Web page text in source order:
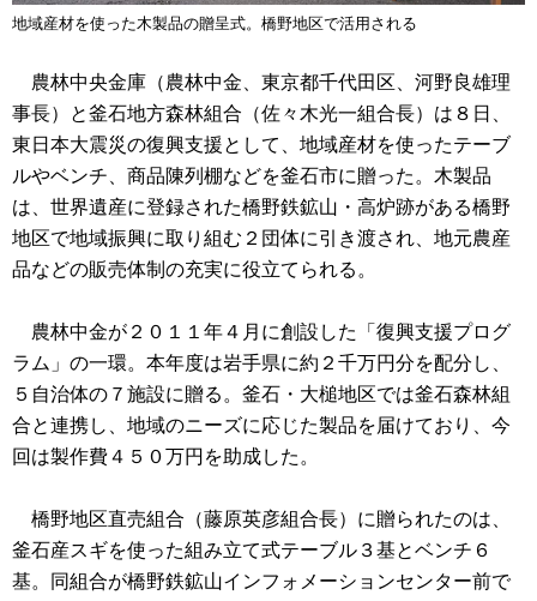
地域産材を使った木製品の贈呈式。橋野地区で活用される
農林中央金庫（農林中金、東京都千代田区、河野良雄理
事長）と釜石地方森林組合（佐々木光一組合長）は８日、
東日本大震災の復興支援として、地域産材を使ったテーブ
ルやベンチ、商品陳列棚などを釜石市に贈った。木製品
は、世界遺産に登録された橋野鉄鉱山・高炉跡がある橋野
地区で地域振興に取り組む２団体に引き渡され、地元農産
品などの販売体制の充実に役立てられる。
農林中金が２０１１年４月に創設した「復興支援プログ
ラム」の一環。本年度は岩手県に約２千万円分を配分し、
５自治体の７施設に贈る。釜石・大槌地区では釜石森林組
合と連携し、地域のニーズに応じた製品を届けており、今
回は製作費４５０万円を助成した。
橋野地区直売組合（藤原英彦組合長）に贈られたのは、
釜石産スギを使った組み立て式テーブル３基とベンチ６
基。同組合が橋野鉄鉱山インフォメーションセンター前で